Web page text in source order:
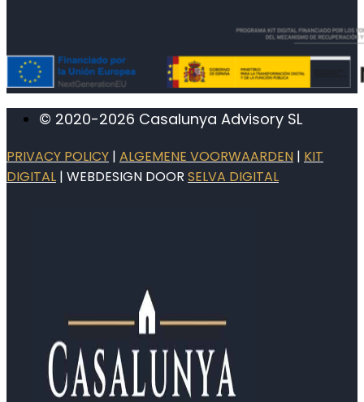
© 2020-2026 Casalunya Advisory SL
PRIVACY POLICY | ALGEMENE VOORWAARDEN | KIT
DIGITAL | WEBDESIGN DOOR SELVA DIGITAL